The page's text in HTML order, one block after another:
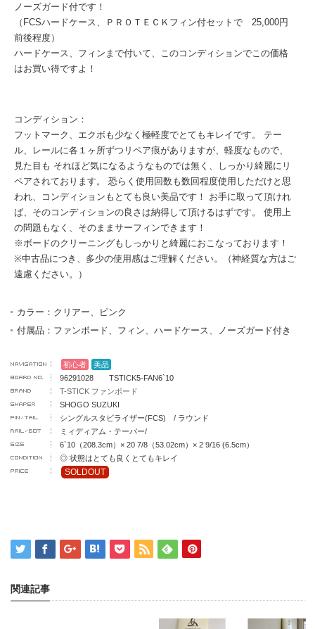
ノーズガード付です！
（FCSハードケース、ＰＲＯＴＥＣＫフィン付セットで 25,000円
前後程度）
ハードケース、フィンまで付いて、このコンディションでこの価格
はお買い得ですよ！
コンディション：
フットマーク、エクボも少なく極軽度でとてもキレイです。 テー
ル、レールに各１ヶ所ずつリペア痕がありますが、軽度なもので、
見た目も それほど気になるようなものでは無く、しっかり綺麗にリ
ペアされております。 恐らく使用回数も数回程度使用しただけと思
われ、コンディションもとても良い美品です！ お手に取って頂けれ
ば、そのコンディションの良さは納得して頂けるはずです。 使用上
の問題もなく、そのままサーフィンできます！
※ボードのクリーニングもしっかりと綺麗におこなっております！
※中古品につき、多少の使用感はご理解ください。（神経質な方はご
遠慮ください。）
カラー：クリアー、ピンク
付属品：ファンボード、フィン、ハードケース、ノーズガード付き
初心者
美品
96291028 TSTICK5-FAN6`10
T-STICK ファンボード
SHOGO SUZUKI
シングルスタビライザー(FCS) / ラウンド
ミィディアム・テーパー/
6`10（208.3cm）× 20 7/8（53.02cm）× 2 9/16 (6.5cm）
◎ 状態はとても良くとてもキレイ
SOLDOUT
関連記事